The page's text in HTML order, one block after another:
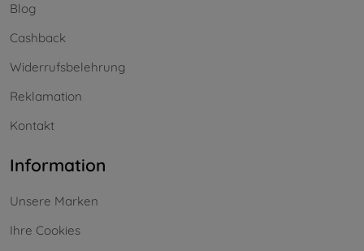
Blog
Cashback
Widerrufsbelehrung
Reklamation
Kontakt
Information
Unsere Marken
Ihre Cookies